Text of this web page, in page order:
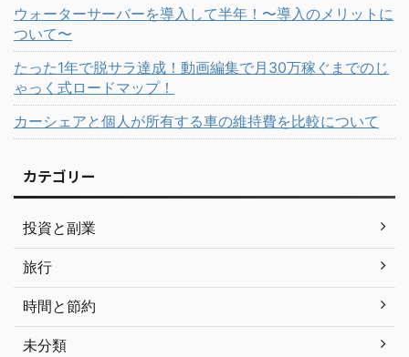
ウォーターサーバーを導入して半年！〜導入のメリットに
ついて〜
たった1年で脱サラ達成！動画編集で月30万稼ぐまでのじ
ゃっく式ロードマップ！
カーシェアと個人が所有する車の維持費を比較について
カテゴリー
投資と副業
旅行
時間と節約
未分類